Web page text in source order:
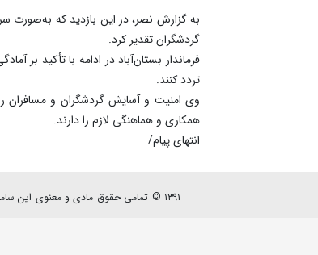
به گزارش نصر، در این بازدید که به‌صورت
گردشگران تقدیر کرد.
فرماندار بستان‌آباد در ادامه با تأکید بر
تردد کنند.
وی امنیت و آسایش گردشگران و مسافران
همکاری و هماهنگی لازم را دارند.
انتهای پیام/
۱۳۹۱ © تمامی حقوق مادی و معنوی این سامانه متعلق به پایگاه خبری - تحلیلی نصرنیوز می باشد.